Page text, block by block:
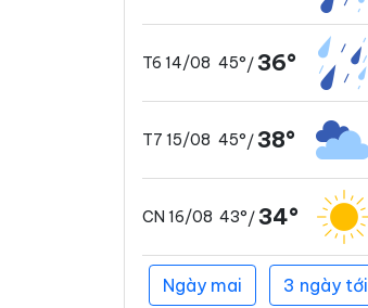
T6 14/08 45°/36°
T7 15/08 45°/38°
CN 16/08 43°/34°
Ngày mai 3 ngày tới